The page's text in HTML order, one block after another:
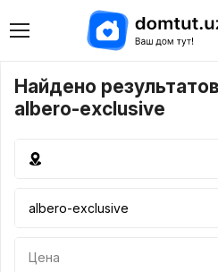
Найдено
albero-exclusive
Цена